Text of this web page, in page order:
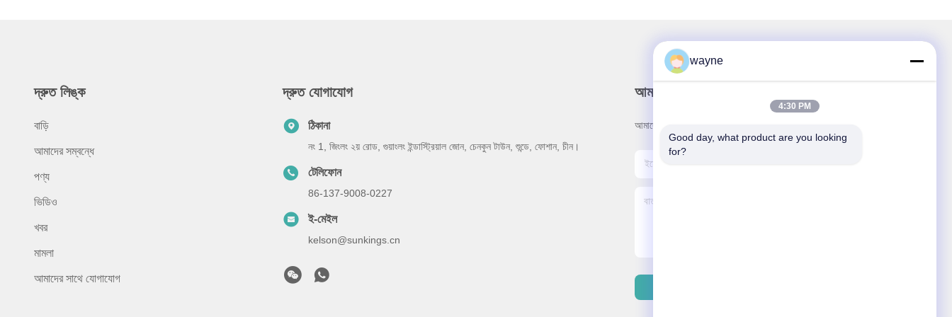
দ্রুত লিঙ্ক
বাড়ি
আমাদের সম্বন্ধে
পণ্য
ভিডিও
খবর
মামলা
আমাদের সাথে যোগাযোগ
দ্রুত যোগাযোগ
ঠিকানা
নং 1, জিংলং ২য় রোড, গুয়াংলং ইন্ডাস্ট্রিয়াল জোন, চেনকুন টাউন, শুন্ডে, ফোশান, চীন।
টেলিফোন
86-137-9008-0227
ই-মেইল
kelson@sunkings.cn
আমাদের নিউজলেটার
আমাদের নিউজলেটারে সাবস্ক্রাইব করুন এবং আরও অনেক কিছু পেতে পারেন।
wayne
4:30 PM
Good day, what product are you looking
for?